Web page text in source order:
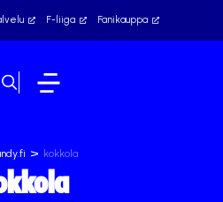
F-liiga Fanikauppa
> kokkola